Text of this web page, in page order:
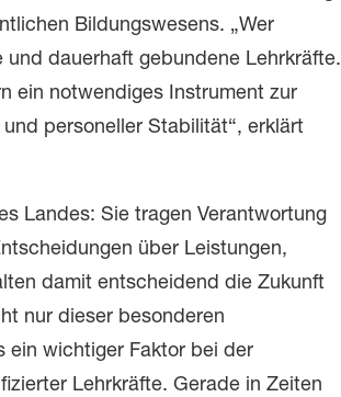
Bildungswesens. „Wer
dauerhaft gebundene Lehrkräfte.
ein notwendiges Instrument zur
personeller Stabilität“, erklärt
Landes: Sie tragen Verantwortung
über Leistungen,
damit entscheidend die Zukunft
nur dieser besonderen
ein wichtiger Faktor bei der
Lehrkräfte. Gerade in Zeiten